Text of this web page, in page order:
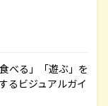
べる」「遊ぶ」を
るビジュアルガイ